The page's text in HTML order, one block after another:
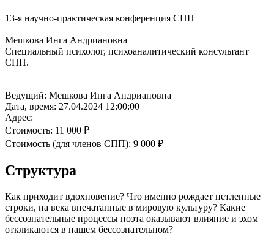
13-я научно-практическая конференция СПП
Мешкова Инга Андриановна
Специальный психолог, психоаналитический консультант
СПП.
Ведущий: Мешкова Инга Андриановна
Дата, время: 27.04.2024 12:00:00
Адрес:
Стоимость: 11 000 ₽
Стоимость (для членов СПП): 9 000 ₽
Структура
Как приходит вдохновение? Что именно рождает нетленные
строки, на века впечатанные в мировую культуру? Какие
бессознательные процессы поэта оказывают влияние и эхом
откликаются в нашем бессознательном?